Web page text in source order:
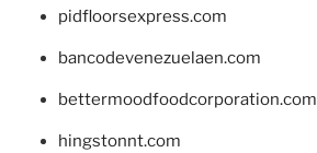
pidfloorsexpress.com
bancodevenezuelaen.com
bettermoodfoodcorporation.com
hingstonnt.com